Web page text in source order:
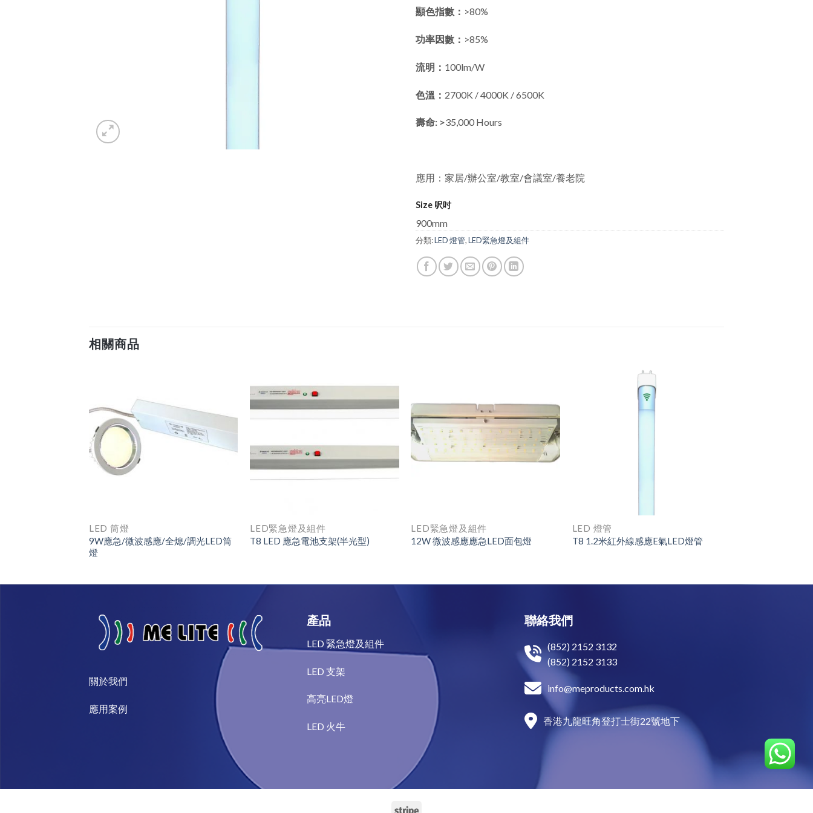
顯色指數： >80%
功率因數： >85%
流明： 100lm/W
色溫： 2700K / 4000K / 6500K
壽命: >35,000 Hours
應用：家居/辦公室/教室/會議室/養老院
Size 呎吋
900mm
分類:LED 燈管,LED緊急燈及組件
相關商品
LED 筒燈
9W應急/微波感應/全熄/調光LED筒
燈
LED緊急燈及組件
T8 LED 應急電池支架(半光型)
LED緊急燈及組件
12W 微波感應應急LED面包燈
LED 燈管
T8 1.2米紅外線感應E氣LED燈管
關於我們​
​應用案例
產品
LED 緊急燈及組件
LED 支架
高亮LED燈
LED 火牛
聯絡我們
(852) 2152 3132
(852) 2152 3133
info@meproducts.com.hk
香港九龍旺角登打士街22號地下